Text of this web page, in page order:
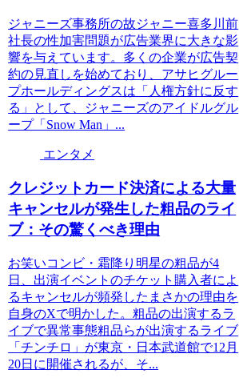
ジャニーズ事務所の故ジャニー喜多川前
社長の性加害問題が広告業界に大きな影
響を与えています。多くの企業が広告契
約の見直しを始めており、アサヒグルー
プホールディングスは「人権方針に反す
る」として、ジャニーズのアイドルグル
ープ「Snow Man」...
エンタメ
クレジットカード決済による大量
キャンセルが発生した粗品のライ
ブ：その驚くべき理由
お笑いコンビ・霜降り明星の粗品が4
日、出演イベントのチケット購入者によ
るキャンセルが頻発したまさかの理由を
自身のXで明かした。粗品の出演するラ
イブで異常事態粗品らが出演するライブ
「チンチロ」が東京・日本武道館で12月
20日に開催されるが、そ...